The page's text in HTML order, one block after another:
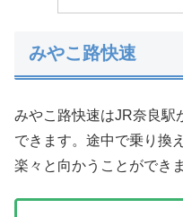
みやこ路快速
みやこ路快速はJR奈良駅
できます。途中で乗り換
楽々と向かうことができま